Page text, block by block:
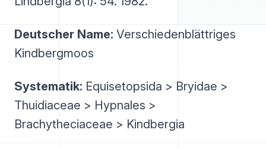
Deutscher Name: Verschiedenblättriges
Kindbergmoos
Systematik: Equisetopsida > Bryidae >
Thuidiaceae > Hypnales >
Brachytheciaceae > Kindbergia